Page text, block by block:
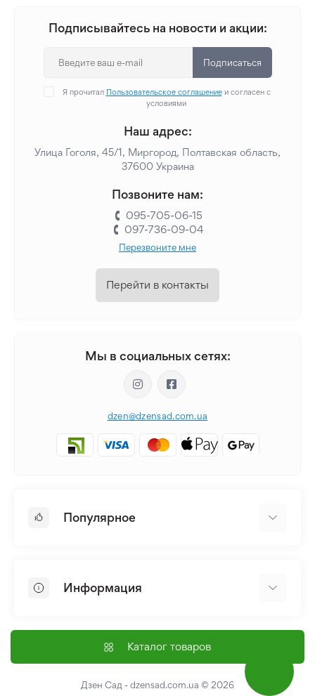
Подписывайтесь на новости и акции:
Подписаться
Я прочитал Пользовательское соглашениеи согласен с
условиями
Наш адрес:
Улица Гоголя, 45/1, Миргород, Полтавская область,
37600 Украина
Позвоните нам:
095-705-06-15
097-736-09-04
Перезвоните мне
Перейти в контакты
Мы в социальных сетях:
dzen@dzensad.com.ua
Популярное
Лилия
Семена
Информация
Доставка и оплата
Контакты
Каталог товаров
Дзен Сад - dzensad.com.ua © 2026